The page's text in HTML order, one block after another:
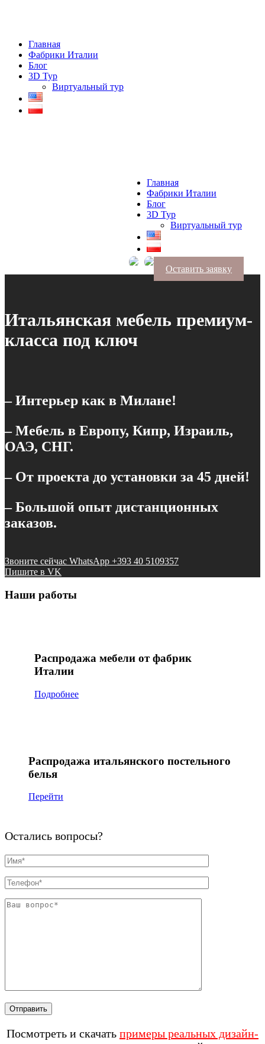
Главная
Фабрики Италии
Блог
3D Тур
Виртуальный тур
Главная
Фабрики Италии
Блог
3D Тур
Виртуальный тур
Оставить заявку
Итальянская мебель премиум-
класса под ключ
– Интерьер как в Милане!
– Мебель в Европу, Кипр, Израиль,
ОАЭ, СНГ.
– От проекта до установки за 45 дней!
– Большой опыт дистанционных
заказов.
Звоните сейчас WhatsApp +393 40 5109357
Пишите в VK
Наши работы
Распродажа мебели от фабрик
Италии
Подробнее
Распродажа итальянского постельного
белья
Перейти
Остались вопросы?
Посмотреть и скачать примеры реальных дизайн-